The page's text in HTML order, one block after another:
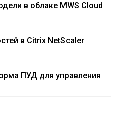
в облаке MWS Cloud
в Citrix NetScaler
ПУД для управления